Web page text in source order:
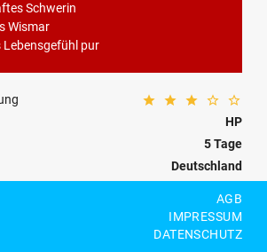
Schwerin
Wismar
Lebensgefühl pur
HP
5 Tage
Deutschland
DE-19-W-0003
AGB
IMPRESSUM
DATENSCHUTZ